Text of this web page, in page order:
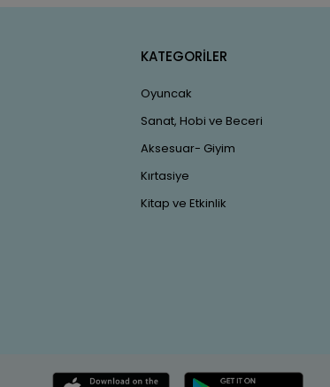
KATEGORİLER
Oyuncak
Sanat, Hobi ve Beceri
Aksesuar- Giyim
Kırtasiye
Kitap ve Etkinlik